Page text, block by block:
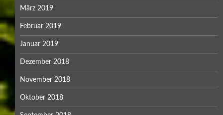
März 2019
Februar 2019
Januar 2019
Dezember 2018
November 2018
Oktober 2018